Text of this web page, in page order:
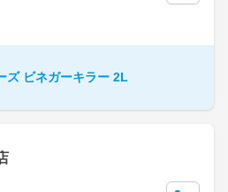
ズ ビネガーキラー 2L